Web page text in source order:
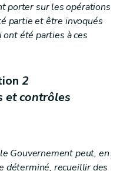
porter sur les opérations
partie et être invoqués
été parties à ces
2
et contrôles
Gouvernement peut, en
déterminé, recueillir des